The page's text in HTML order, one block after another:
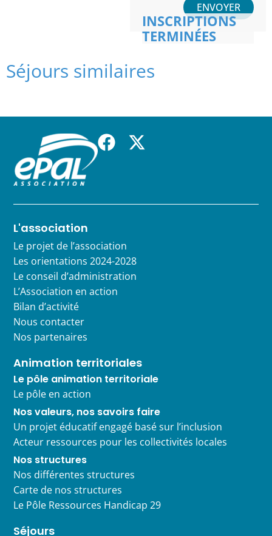
ENVOYER
INSCRIPTIONS
TERMINÉES
Séjours similaires
L'association
Le projet de l’association
Les orientations 2024-2028
Le conseil d’administration
L’Association en action
Bilan d’activité
Nous contacter
Nos partenaires
Animation territoriales
Le pôle animation territoriale
Le pôle en action
Nos valeurs, nos savoirs faire
Un projet éducatif engagé basé sur l’inclusion
Acteur ressources pour les collectivités locales
Nos structures
Nos différentes structures
Carte de nos structures
Le Pôle Ressources Handicap 29
Séjours